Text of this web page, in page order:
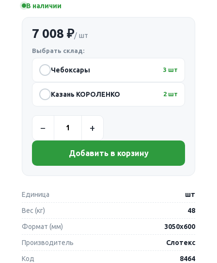
В наличии
7 008 ₽/ шт
Выбрать склад:
Чебоксары 3 шт
Казань КОРОЛЕНКО 2 шт
Добавить в корзину
Единица шт
Вес (кг) 48
Формат (мм) 3050х600
Производитель Слотекс
Код 8464